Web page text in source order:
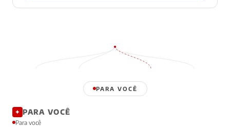
PARA VOCÊ
✦ PARA VOCÊ
Para você